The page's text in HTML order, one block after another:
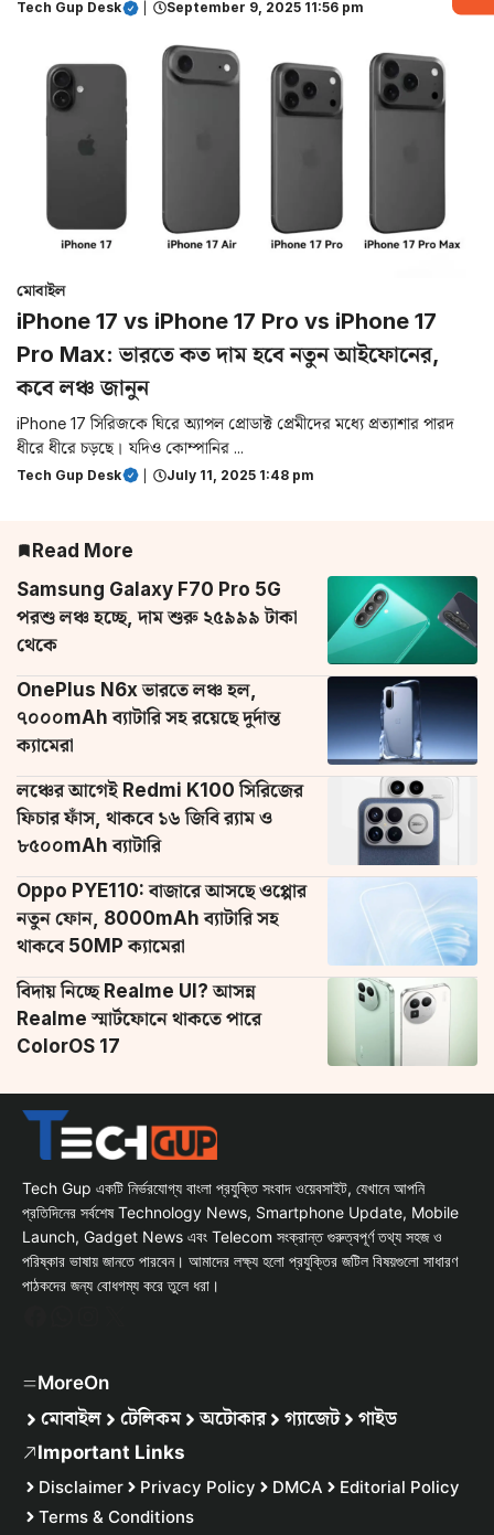
Tech Gup Desk September 9, 2025 11:56 pm
মোবাইল
iPhone 17 vs iPhone 17 Pro vs iPhone 17
Pro Max: ভারতে কত দাম হবে নতুন আইফোনের,
কবে লঞ্চ জানুন
iPhone 17 সিরিজকে ঘিরে অ্যাপল প্রোডাক্ট প্রেমীদের মধ্যে প্রত্যাশার পারদ
ধীরে ধীরে চড়ছে। যদিও কোম্পানির ...
Tech Gup Desk | July 11, 2025 1:48 pm
Read More
Samsung Galaxy F70 Pro 5G
পরশু লঞ্চ হচ্ছে, দাম শুরু ২৫৯৯৯ টাকা
থেকে
OnePlus N6x ভারতে লঞ্চ হল,
৭০০০mAh ব্যাটারি সহ রয়েছে দুর্দান্ত
ক্যামেরা
লঞ্চের আগেই Redmi K100 সিরিজের
ফিচার ফাঁস, থাকবে ১৬ জিবি র‌্যাম ও
৮৫০০mAh ব্যাটারি
Oppo PYE110: বাজারে আসছে ওপ্পোর
নতুন ফোন, 8000mAh ব্যাটারি সহ
থাকবে 50MP ক্যামেরা
বিদায় নিচ্ছে Realme UI? আসন্ন
Realme স্মার্টফোনে থাকতে পারে
ColorOS 17
Tech Gup একটি নির্ভরযোগ্য বাংলা প্রযুক্তি সংবাদ ওয়েবসাইট, যেখানে আপনি
প্রতিদিনের সর্বশেষ Technology News, Smartphone Update, Mobile
Launch, Gadget News এবং Telecom সংক্রান্ত গুরুত্বপূর্ণ তথ্য সহজ ও
পরিষ্কার ভাষায় জানতে পারবেন। আমাদের লক্ষ্য হলো প্রযুক্তির জটিল বিষয়গুলো সাধারণ
পাঠকদের জন্য বোধগম্য করে তুলে ধরা।
MoreOn
মোবাইল টেলিকম অটোকার গ্যাজেট গাইড
Important Links
Disclaimer Privacy Policy DMCA
Editorial Policy
Terms & Conditions